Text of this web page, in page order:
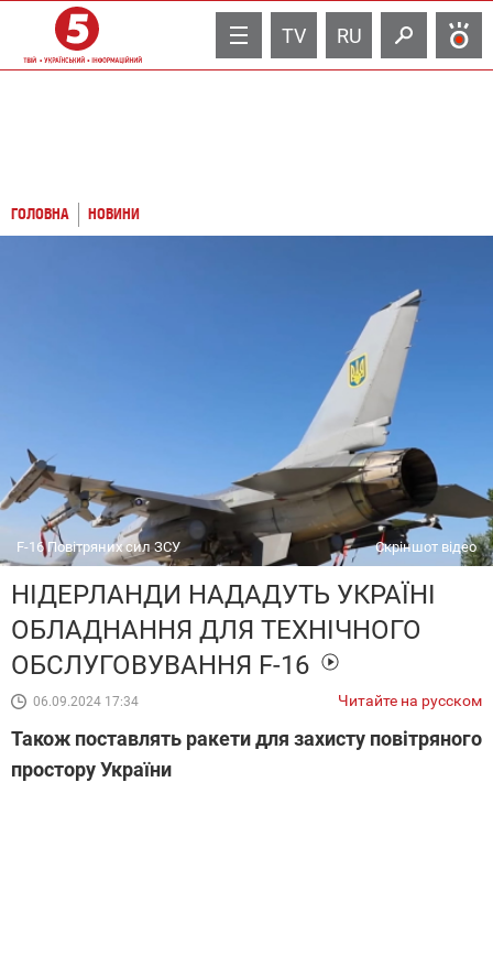
TV RU
ГОЛОВНА НОВИНИ
F-16 Повітряних сил ЗСУ Скріншот відео
НІДЕРЛАНДИ НАДАДУТЬ УКРАЇНІ
ОБЛАДНАННЯ ДЛЯ ТЕХНІЧНОГО
ОБСЛУГОВУВАННЯ F-16
06.09.2024 17:34 Читайте на русском
Також поставлять ракети для захисту повітряного
простору України